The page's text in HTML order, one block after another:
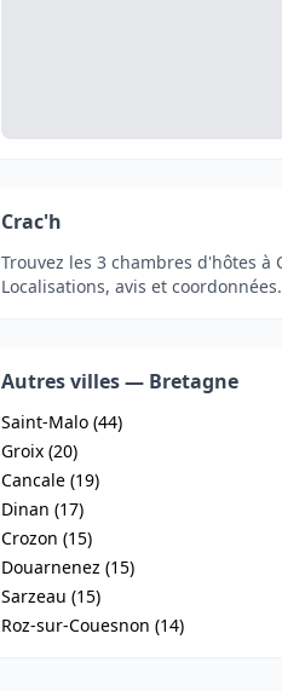
Crac'h
Trouvez les 3 chambres d'hôtes à
Localisations, avis et coordonnées.
Autres villes — Bretagne
Saint-Malo (44)
Groix (20)
Cancale (19)
Dinan (17)
Crozon (15)
Douarnenez (15)
Sarzeau (15)
Roz-sur-Couesnon (14)